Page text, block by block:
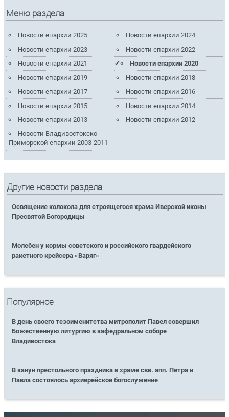
Меню раздела
Новости епархии 2025
Новости епархии 2024
Новости епархии 2023
Новости епархии 2022
Новости епархии 2021
Новости епархии 2020
Новости епархии 2019
Новости епархии 2018
Новости епархии 2017
Новости епархии 2016
Новости епархии 2015
Новости епархии 2014
Новости епархии 2013
Новости епархии 2012
Новости Владивостокско-
Приморской епархии 2003-2011
Другие новости раздела
Освящение колокола для строящегося храма Иверской иконы
Пресвятой Богородицы
Молебен у кормы советского и российского гвардейского
ракетного крейсера «Варяг»
Популярное
В день своего тезоименитства митрополит Павел совершил
Божественную литургию в кафедральном соборе
Владивостока
В канун престольного праздника в храме свв. апп. Петра и
Павла состоялось архиерейское богослужение